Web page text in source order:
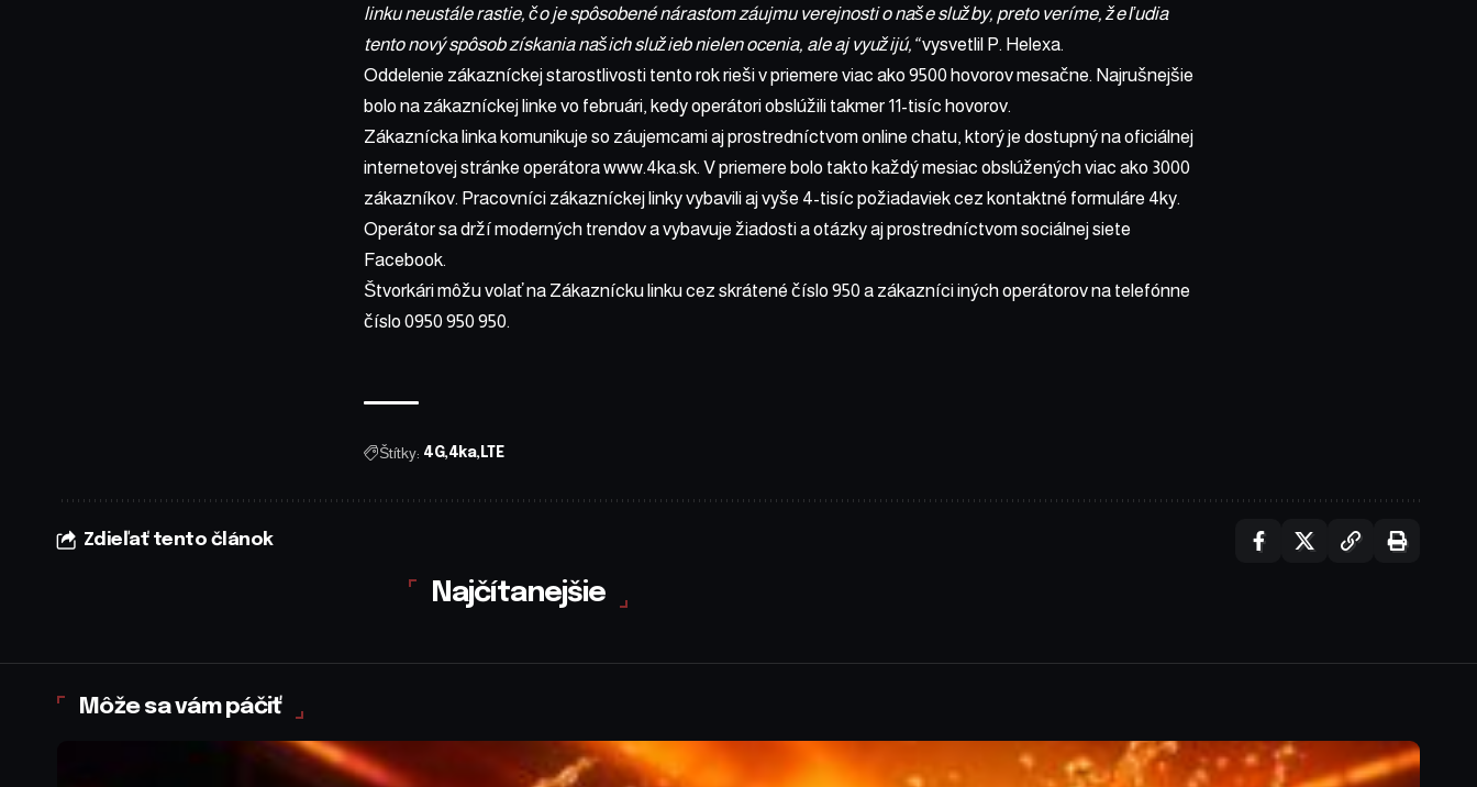
linku neustále rastie, čo je spôsobené nárastom záujmu verejnosti o naše služby, preto veríme, že ľudia
tento nový spôsob získania našich služieb nielen ocenia, ale aj využijú,“vysvetlil P. Helexa.
Oddelenie zákazníckej starostlivosti tento rok rieši v priemere viac ako 9500 hovorov mesačne. Najrušnejšie
bolo na zákazníckej linke vo februári, kedy operátori obslúžili takmer 11-tisíc hovorov.
Zákaznícka linka komunikuje so záujemcami aj prostredníctvom online chatu, ktorý je dostupný na oficiálnej
internetovej stránke operátorawww.4ka.sk. V priemere bolo takto každý mesiac obslúžených viac ako 3000
zákazníkov. Pracovníci zákazníckej linky vybavili aj vyše 4-tisíc požiadaviek cez kontaktné formuláre 4ky.
Operátor sa drží moderných trendov a vybavuje žiadosti a otázky aj prostredníctvom sociálnej siete
Facebook.
Štvorkári môžu volať na Zákaznícku linku cez skrátené číslo 950 a zákazníci iných operátorov na telefónne
číslo 0950 950 950.
Štítky: 4G 4ka LTE
Zdieľať tento článok
Najčítanejšie
Môže sa vám páčiť